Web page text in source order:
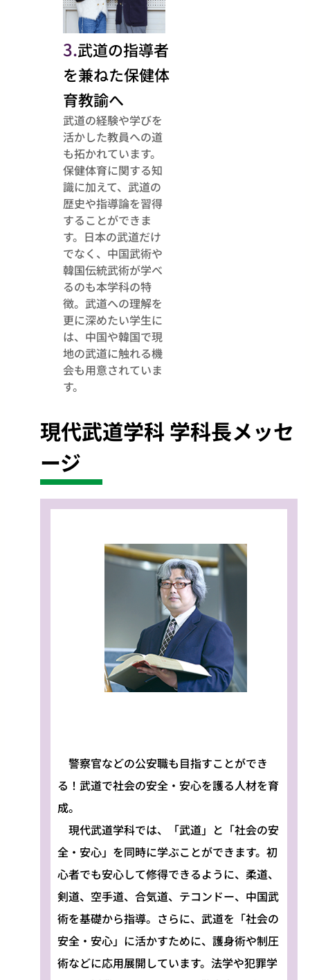
3.武道の指導者
を兼ねた保健体
育教諭へ
武道の経験や学びを
活かした教員への道
も拓かれています。
保健体育に関する知
識に加えて、武道の
歴史や指導論を習得
することができま
す。日本の武道だけ
でなく、中国武術や
韓国伝統武術が学べ
るのも本学科の特
徴。武道への理解を
更に深めたい学生に
は、中国や韓国で現
地の武道に触れる機
会も用意されていま
す。
現代武道学科 学科長メッセ
ージ
警察官などの公安職も目指すことができ
る！武道で社会の安全・安心を護る人材を育
成。
現代武道学科では、「武道」と「社会の安
全・安心」を同時に学ぶことができます。初
心者でも安心して修得できるように、柔道、
剣道、空手道、合気道、テコンドー、中国武
術を基礎から指導。さらに、武道を「社会の
安全・安心」に活かすために、護身術や制圧
術などに応用展開しています。法学や犯罪学